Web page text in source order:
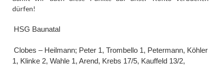
dürfen!
HSG Baunatal
Clobes – Heilmann; Peter 1, Trombello 1, Petermann, Köhler
1, Klinke 2, Wahle 1, Arend, Krebs 17/5, Kauffeld 13/2,